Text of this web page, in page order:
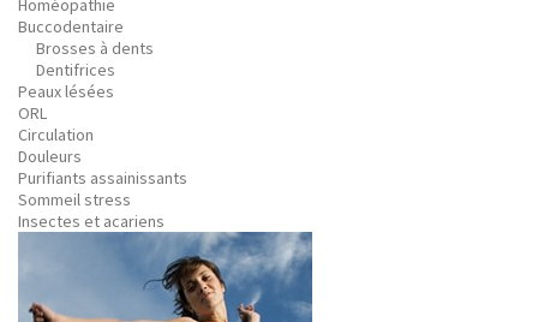
Homéopathie
Buccodentaire
Brosses à dents
Dentifrices
Peaux lésées
ORL
Circulation
Douleurs
Purifiants assainissants
Sommeil stress
Insectes et acariens